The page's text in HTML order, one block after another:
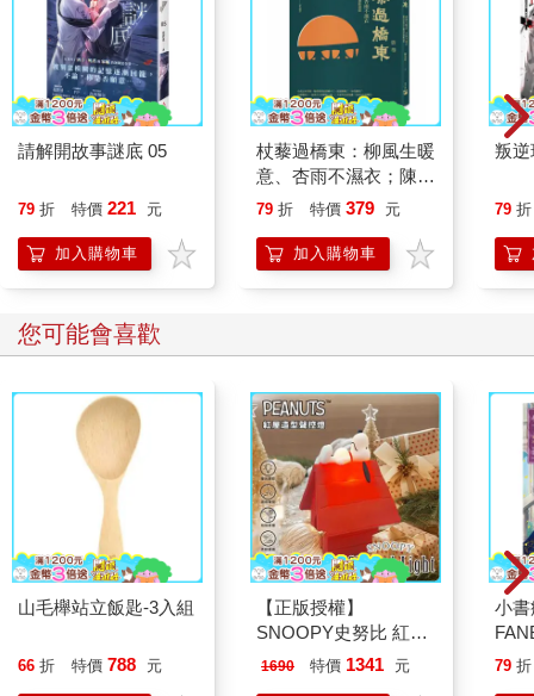
請解開故事謎底 05
79 折 特價 221 元
加入購物車
杖藜過橋東：柳風生暖
意、杏雨不濕衣；陳亮
恭談以心轉境的適齡漫
79 折 特價 379 元
加入購物車
叛逆
79 折
您可能會喜歡
山毛櫸站立飯匙-3入組
66 折 特價 788 元
【正版授權】
SNOOPY史努比 紅屋
造型聲控燈 夜燈 氣氛
1690 特價 1341 元
小
成
79 折